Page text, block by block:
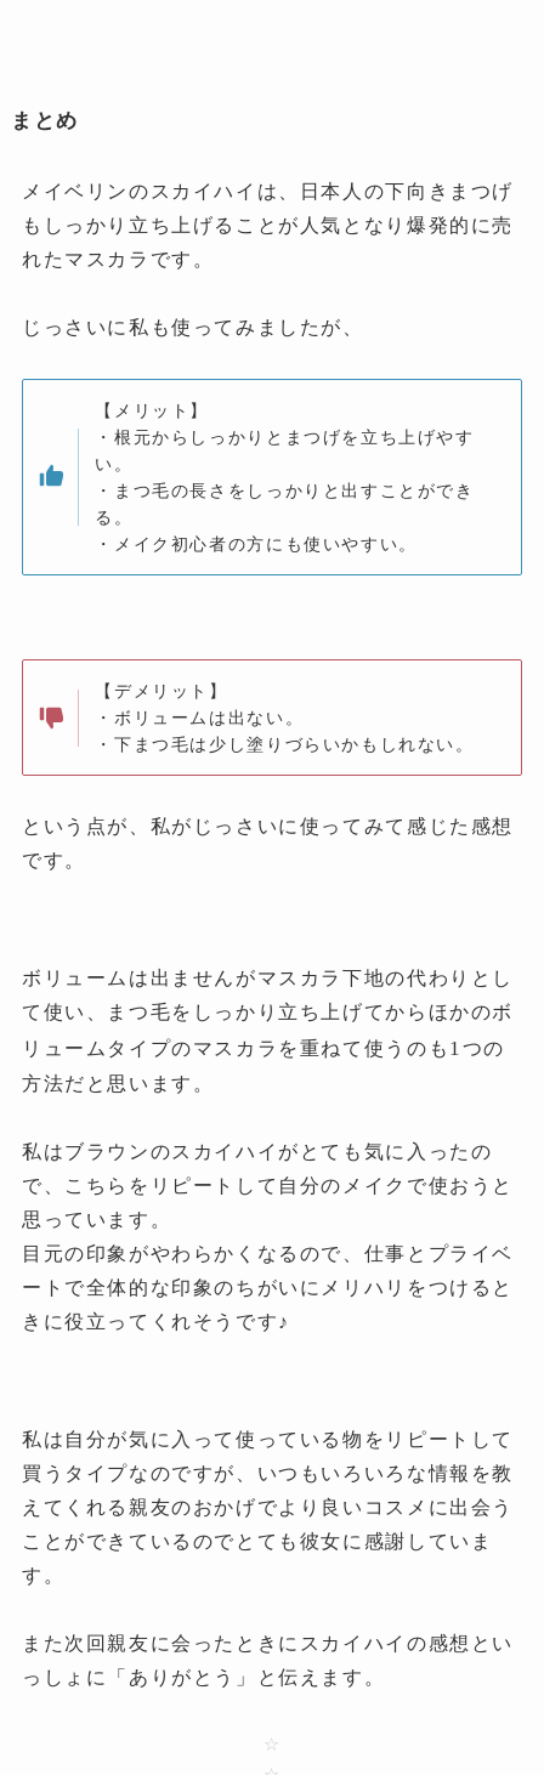
まとめ
メイベリンのスカイハイは、日本人の下向きまつげ
もしっかり立ち上げることが人気となり爆発的に売
れたマスカラです。
じっさいに私も使ってみましたが、
【メリット】
・根元からしっかりとまつげを立ち上げやす
い。
・まつ毛の長さをしっかりと出すことができ
る。
・メイク初心者の方にも使いやすい。
【デメリット】
・ボリュームは出ない。
・下まつ毛は少し塗りづらいかもしれない。
という点が、私がじっさいに使ってみて感じた感想
です。
ボリュームは出ませんがマスカラ下地の代わりとし
て使い、まつ毛をしっかり立ち上げてからほかのボ
リュームタイプのマスカラを重ねて使うのも 1つの
方法だと思います。
私はブラウンのスカイハイがとても気に入ったの
で、こちらをリピートして自分のメイクで使おうと
思っています。
目元の印象がやわらかくなるので、仕事とプライベ
ートで全体的な印象のちがいにメリハリをつけると
きに役立ってくれそうです♪
私は自分が気に入って使っている物をリピートして
買うタイプなのですが、いつもいろいろな情報を教
えてくれる親友のおかげでより良いコスメに出会う
ことができているのでとても彼女に感謝していま
す。
また次回親友に会ったときにスカイハイの感想とい
っしょに「ありがとう」と伝えます。
☆